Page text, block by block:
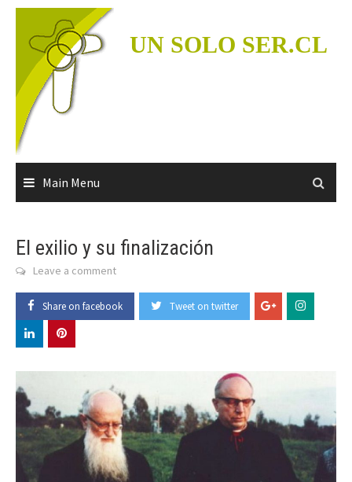
Skip
content
UN SOLO SER.CL
Main Menu
El exilio y su finalización
Leave a comment
Share on facebook Tweet on twitter